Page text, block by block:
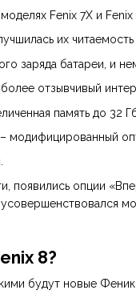
Fenix 7X и Fenix
их
заряда батареи, и
отзывчивый
память до 32
модифицированный
появились опции
8?
будут новые